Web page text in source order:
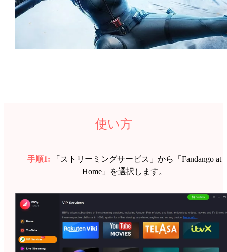
使い方
手順1:
「ストリーミングサービス」から「Fandango at
Home」を選択します。